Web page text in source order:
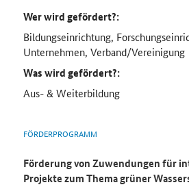
Wer wird gefördert?:
Bildungseinrichtung,
Unternehmen, Verband/Vereinigung
Was wird gefördert?:
Aus- & Weiterbildung
FÖRDERPROGRAMM
Förderung von Zuwendungen für
Projekte zum Thema grüner